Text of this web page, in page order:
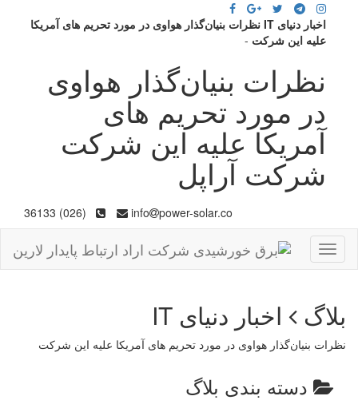
اخبار دنیای IT نظرات بنیان‌گذار هواوی در مورد تحریم های آمریکا
علیه این شرکت -
نظرات بنیان‌گذار هواوی
در مورد تحریم های
آمریکا علیه این شرکت
شرکت آراپل
info power-solar.co
(026) 36133
Toggle
navigation
بلاگ اخبار دنیای IT
نظرات بنیان‌گذار هواوی در مورد تحریم های آمریکا علیه این شرکت
دسته بندی بلاگ